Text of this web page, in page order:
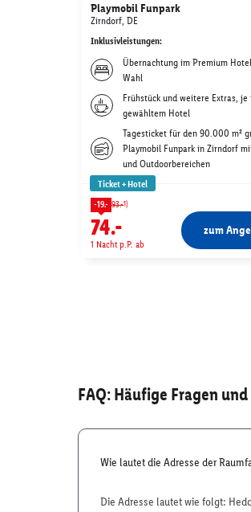
Playmobil Funpark
Zirndorf, DE
Inklusivleistungen:
Übernachtung im Premium
Wahl
Frühstück und weitere Extras, je
gewähltem Hotel
Tagesticket für den 90.000 m²
Playmobil Funpark in Zirndorf
und Outdoorbereichen
Ticket + Hotel
-19.- 93.-1)
74.-
1 Nacht p.P. ab
zum
FAQ: Häufige Fragen
Wie lautet die Adresse der
Die Adresse lautet wie folgt: